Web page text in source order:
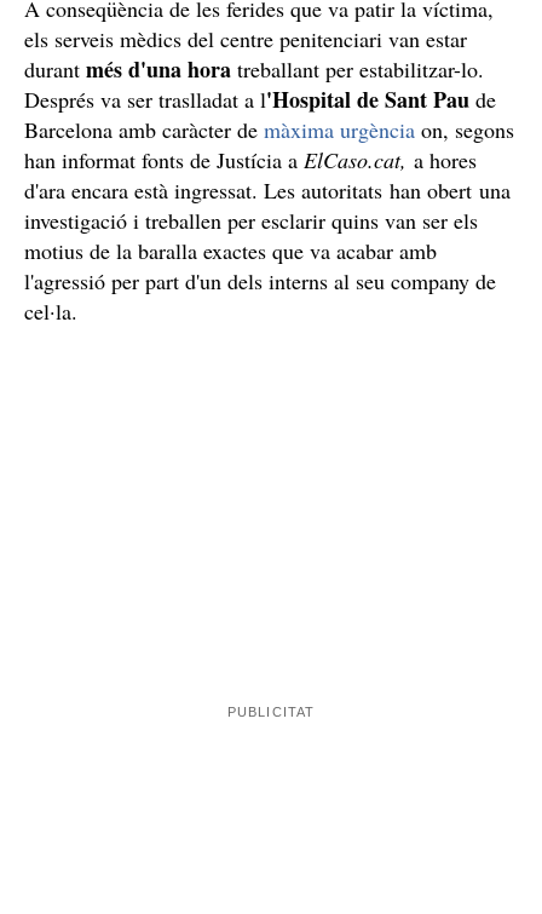
A conseqüència de les ferides que va patir la víctima,
els serveis mèdics del centre penitenciari van estar
durant més d'una hora treballant per estabilitzar-lo.
Després va ser traslladat a l'Hospital de Sant Pau de
Barcelona amb caràcter de màxima urgència on, segons
han informat fonts de Justícia a ElCaso.cat, a hores
d'ara encara està ingressat. Les autoritats han obert una
investigació i treballen per esclarir quins van ser els
motius de la baralla exactes que va acabar amb
l'agressió per part d'un dels interns al seu company de
cel·la.